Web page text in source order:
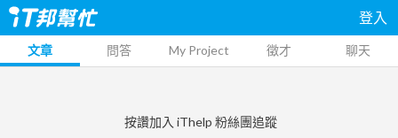
登入
文章 問答 My Project 徵才 聊天
按讚加入 iThelp 粉絲團追蹤